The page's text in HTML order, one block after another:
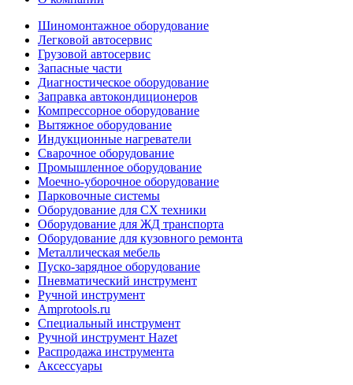
Шиномонтажное оборудование
Легковой автосервис
Грузовой автосервис
Запасные части
Диагностическое оборудование
Заправка автокондиционеров
Компрессорное оборудование
Вытяжное оборудование
Индукционные нагреватели
Сварочное оборудование
Промышленное оборудование
Моечно-уборочное оборудование
Парковочные системы
Оборудование для СХ техники
Оборудование для ЖД транспорта
Оборудование для кузовного ремонта
Металлическая мебель
Пуско-зарядное оборудование
Пневматический инструмент
Ручной инструмент
Amprotools.ru
Специальный инструмент
Ручной инструмент Hazet
Распродажа инструмента
Аксессуары